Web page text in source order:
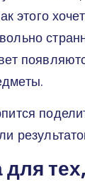
этого